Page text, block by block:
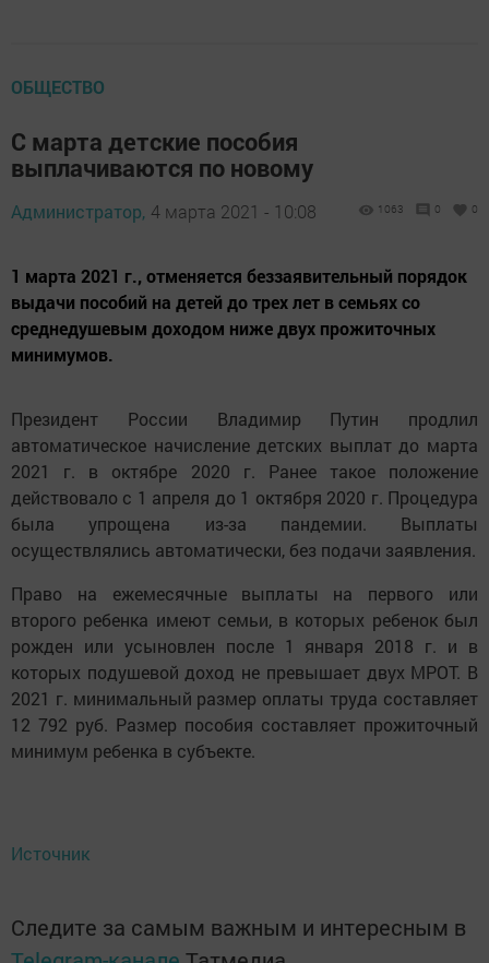
ОБЩЕСТВО
С марта детские пособия
выплачиваются по новому
Администратор, 4 марта 2021 - 10:08 1063 0 0
1 марта 2021 г., отменяется беззаявительный порядок
выдачи пособий на детей до трех лет в семьях со
среднедушевым доходом ниже двух прожиточных
минимумов.
Президент России Владимир Путин продлил
автоматическое начисление детских выплат до марта
2021 г. в октябре 2020 г. Ранее такое положение
действовало с 1 апреля до 1 октября 2020 г. Процедура
была упрощена из-за пандемии. Выплаты
осуществлялись автоматически, без подачи заявления.
Право на ежемесячные выплаты на первого или
второго ребенка имеют семьи, в которых ребенок был
рожден или усыновлен после 1 января 2018 г. и в
которых подушевой доход не превышает двух МРОТ. В
2021 г. минимальный размер оплаты труда составляет
12 792 руб. Размер пособия составляет прожиточный
минимум ребенка в субъекте.
Источник
Следите за самым важным и интересным в